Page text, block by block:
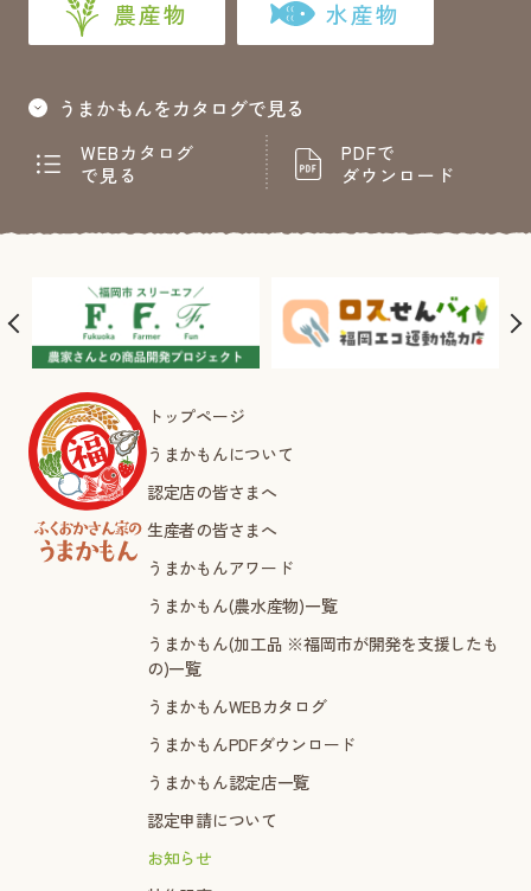
農産物 水産物
うまかもんをカタログで見る
WEBカタログ
で見る
PDFで
ダウンロード
トップページ
うまかもんについて
認定店の皆さまへ
生産者の皆さまへ
うまかもんアワード
うまかもん(農水産物)一覧
うまかもん(加工品 ※福岡市が開発を支援したも
の)一覧
うまかもんWEBカタログ
うまかもんPDFダウンロード
うまかもん認定店一覧
認定申請について
お知らせ